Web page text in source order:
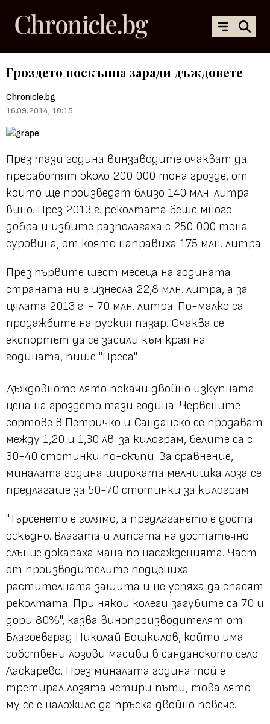
Гроздето поскъпна заради дъждовете
Chronicle.bg
16.09.2014, 10:15
През тази година винзаводите очакват да
преработят около 200 000 тона грозде, от
които ще произведат близо 140 млн. литра
вино. През 2013 г. реколтата беше много
добра и избите разполагаха с 250 000 тона
суровина, от която направиха 175 млн. литра.
През първите шест месеца на годината
страната ни е изнесла 22,8 млн. литра, а за
цялата 2013 г. - 70 млн. литра. По-малко са
продажбите на руския пазар. Очаква се
експортът да се засили към края на
годината, пише "Преса".
Дъждовното лято покачи двойно изкупната
цена на гроздето тази година. Червените
сортове в Петричко и Санданско се продават
между 1,20 и 1,30 лв. за килограм, белите са с
30-40 стотинки по-скъпи. За сравнение,
миналата година широката мелнишка лоза се
предлагаше за 50-70 стотинки за килограм.
"Търсенето е голямо, а предлагането е доста
оскъдно. Влагата и липсата на достатъчно
слънце докараха мана по насажденията. Част
от производителите подцениха
растителната защита и не успяха да спасят
реколтата. При някои колеги загубите са 70 и
дори 80%", казва винопроизводителят от
Благоевград Николай Бошкилов, който има
собствени лозови масиви в санданското село
Ласкарево. През миналата година той е
третирал лозята четири пъти, това лято
му се е наложило да пръска двойно повече.